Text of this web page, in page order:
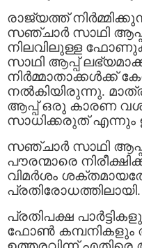
രാജ്യത്ത്
സഞ്ചാർ സാഥി
നിലവിലുള്ള
സാഥി ആപ്പ്
നിർമ്മാതാക്കൾക്ക്
നൽകിയിരുന്നു.
ആപ്പ് ഒരു കാരണ
സാധിക്കരുത് എന്നും
സഞ്ചാര്‍ സാഥി
പ‍ൗരന്മാരെ
വിമർശം
പ്രതിരോധത്തിലായി.
പ്രതിപക്ഷ
ഫോൺ കമ്പനികളും